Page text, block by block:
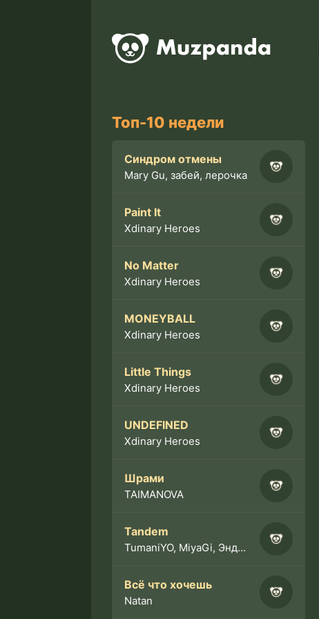
Топ-10 недели
Синдром отмены
Mary Gu, забей, лерочка
Paint It
Xdinary Heroes
No Matter
Xdinary Heroes
MONEYBALL
Xdinary Heroes
Little Things
Xdinary Heroes
UNDEFINED
Xdinary Heroes
Шрами
TAIMANOVA
Tandem
TumaniYO, MiyaGi, Эндшпиль
Всё что хочешь
Natan